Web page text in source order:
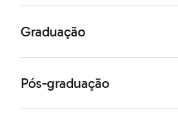
concentração de CO2 no
à fonte de luz, do mais próximo
foi:a) A, B e C.b) A, C e B.c) B, A
Graduação
Pós-graduação